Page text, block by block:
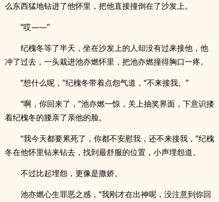
么东西猛地钻进了他怀里，把他直接撞倒在了沙发上。
“哎——”
纪槐冬等了半天，坐在沙发上的人却没有过来接他，他
冲了过去，一头栽进池亦燃怀里，把池亦燃撞得胸口一疼。
“想什么呢，”纪槐冬带着点怨气道，“不来接我。”
“啊，你回来了，”池亦燃一惊，关上抽奖界面，下意识搂
着纪槐冬的腰亲了亲他的脸。
“我今天都要累死了，你都不安慰我，还不来接我，”纪槐
冬在他怀里钻来钻去，找到最舒服的位置，小声埋怨道。
不过比起埋怨，更像是撒娇。
池亦燃心生罪恶之感，“我刚才在出神呢，没注意到你回